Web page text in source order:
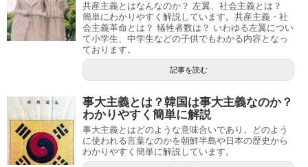
共産主義とはなんなのか？ 左翼、社会主義とは？
簡単にわかりやすく解説しています。共産主義・社
会主義革命とは？ 犠牲者数は？ いわゆる左翼につい
て小学生、中学生などの子供でもわかる内容となっ
ております。
記事を読む
事大主義とは？韓国は事大主義なのか？
わかりやすく簡単に解説
事大主義とはどのような意味合いであり、どのよう
に使われる言葉なのかを朝鮮半島や日本の歴史から
わかりやすく簡単に解説しています。